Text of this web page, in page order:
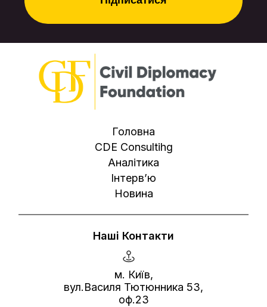
Головна
CDE Consultihg
Аналітика
Інтерв’ю
Новина
Наші Контакти
м. Київ,
вул.Василя Тютюнника 53,
оф.23